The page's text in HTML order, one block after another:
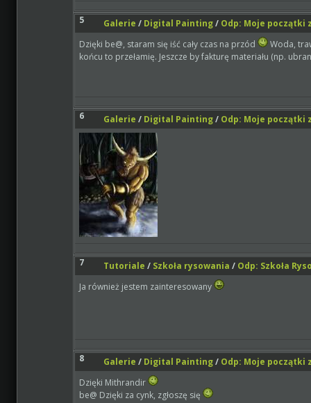
5 Galerie / Digital Painting/ Odp: Moje początki
Dzięki be@, staram się iść cały czas na przód
Woda,
końcu to przełamię. Jeszcze by fakturę materiału (np.
6 Galerie / Digital Painting/ Odp: Moje początki
7 Tutoriale / Szkoła rysowania / Odp: Szkoła
Ja również jestem zainteresowany
8 Galerie / Digital Painting/ Odp: Moje początki
Dzięki Mithrandir
be@ Dzięki za cynk, zgłoszę się